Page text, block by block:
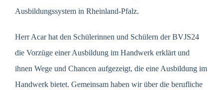
Ausbildungssystem in Rheinland-Pfalz.
Herr Acar hat den Schülerinnen und Schülern der BVJS24
die Vorzüge einer Ausbildung im Handwerk erklärt und
ihnen Wege und Chancen aufgezeigt, die eine Ausbildung im
Handwerk bietet. Gemeinsam haben wir über die berufliche